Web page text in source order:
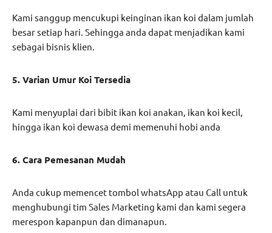
Kami sanggup mencukupi keinginan ikan koi dalam jumlah
besar setiap hari. Sehingga anda dapat menjadikan kami
sebagai bisnis klien.
5. Varian Umur Koi Tersedia
Kami menyuplai dari bibit ikan koi anakan, ikan koi kecil,
hingga ikan koi dewasa demi memenuhi hobi anda
6. Cara Pemesanan Mudah
Anda cukup memencet tombol whatsApp atau Call untuk
menghubungi tim Sales Marketing kami dan kami segera
merespon kapanpun dan dimanapun.